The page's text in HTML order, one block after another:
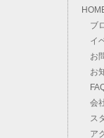
ブ
イ
お
お
会
ス
ア